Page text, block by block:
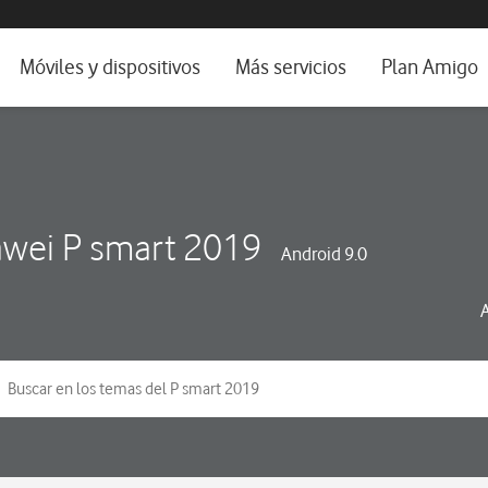
e idioma
Móviles y dispositivos Más servicios Plan Amigo
P smart 2019 Android 9.0